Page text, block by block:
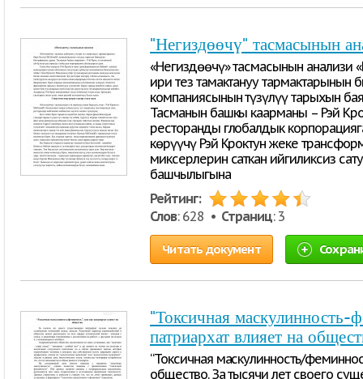
"Негиздөөчү" тасмасынын
«Негиздөөчү» тасмасынын анализи
ири тез тамактануу тармактарынын
компаниясынын түзүлүү тарыхын
Тасманын башкы каарманы – Рэй
ресторанды глобалдык
көрүүчү Рэй Кроктун жеке
миксерлерин саткан ийгиликсиз
башчылыгына
Рейтинг:
Слов: 628 • Страниц: 3
Читать документ
"Токсичная маскулинность-
патриархат влияет на
“Токсичная маскулинность/
общество. За тысячи лет своего